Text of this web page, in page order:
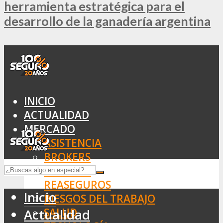
herramienta estratégica para el
desarrollo de la ganadería argentina
INICIO
ACTUALIDAD
MERCADO
ASISTENCIA
BROKERS
SEGUROS
REASEGUROS
RIESGOS DEL TRABAJO
SALUD
Inicio
Actualidad